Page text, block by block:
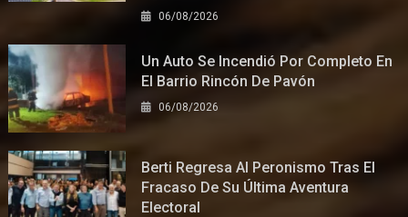
06/08/2026
Un Auto Se Incendió Por Completo En
El Barrio Rincón De Pavón
06/08/2026
Berti Regresa Al Peronismo Tras El
Fracaso De Su Última Aventura
Electoral